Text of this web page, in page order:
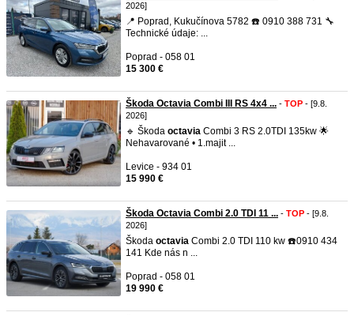
2026]
📍 Poprad, Kukučínova 5782 ☎️ 0910 388 731 🔧
Technické údaje: ...
Poprad - 058 01
15 300 €
Škoda Octavia Combi III RS 4x4 ... - TOP - [9.8.
2026]
🔹 Škoda octavia Combi 3 RS 2.0TDI 135kw 🌟
Nehavarované • 1.majit ...
Levice - 934 01
15 990 €
Škoda Octavia Combi 2.0 TDI 11 ... - TOP - [9.8.
2026]
Škoda octavia Combi 2.0 TDI 110 kw ☎️0910 434
141 Kde nás n ...
Poprad - 058 01
19 990 €